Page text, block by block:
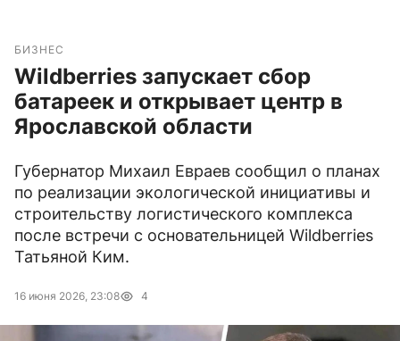
БИЗНЕС
Wildberries запускает сбор
батареек и открывает центр в
Ярославской области
Губернатор Михаил Евраев сообщил о планах
по реализации экологической инициативы и
строительству логистического комплекса
после встречи с основательницей Wildberries
Татьяной Ким.
16 июня 2026, 23:08 4